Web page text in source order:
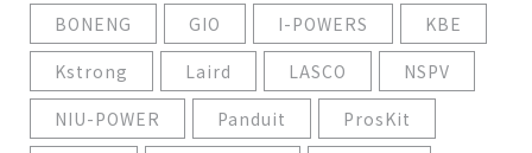
BONENG
GIO I-POWERS
KBE
Kstrong
Laird LASCO
NSPV
NIU-POWER
Panduit
ProsKit